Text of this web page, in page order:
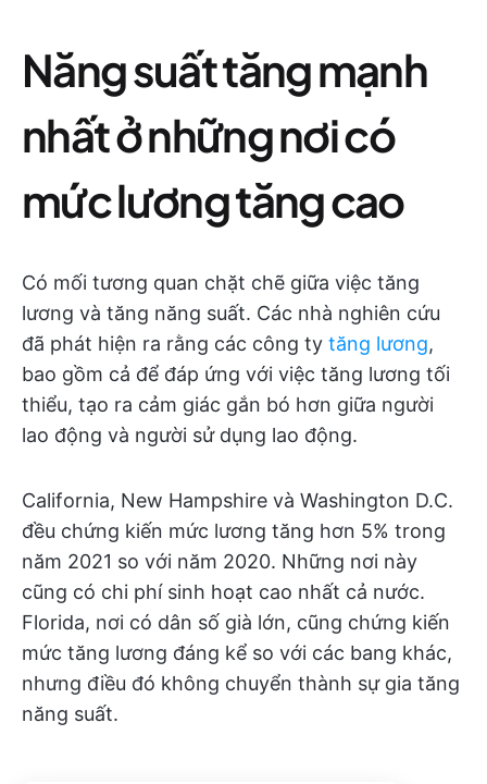
Năng suất tăng mạnh
nhất ở những nơi có
mức lương tăng cao
Có mối tương quan chặt chẽ giữa việc tăng
lương và tăng năng suất. Các nhà nghiên cứu
đã phát hiện ra rằng các công ty tăng lương,
bao gồm cả để đáp ứng với việc tăng lương tối
thiểu, tạo ra cảm giác gắn bó hơn giữa người
lao động và người sử dụng lao động.
California, New Hampshire và Washington D.C.
đều chứng kiến mức lương tăng hơn 5% trong
năm 2021 so với năm 2020. Những nơi này
cũng có chi phí sinh hoạt cao nhất cả nước.
Florida, nơi có dân số già lớn, cũng chứng kiến
mức tăng lương đáng kể so với các bang khác,
nhưng điều đó không chuyển thành sự gia tăng
năng suất.